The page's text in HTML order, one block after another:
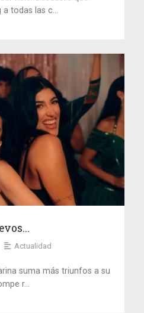
todas las c...
Actualidad
suma más triunfos a su
r...